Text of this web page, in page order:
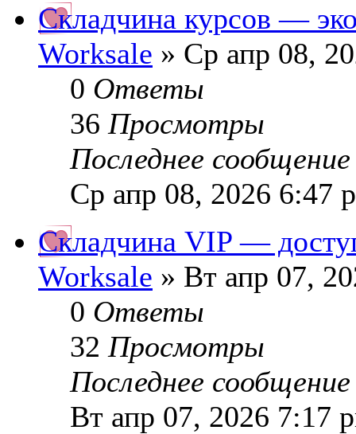
Складчина курсов —
Worksale » Ср апр 08,
0 Ответы
36 Просмотры
Последнее
Ср апр 08, 2026 6:47
Складчина VIP —
Worksale » Вт апр 07,
0 Ответы
32 Просмотры
Последнее
Вт апр 07, 2026 7:17